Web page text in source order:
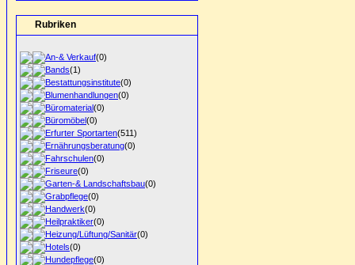
Rubriken
An-& Verkauf(0)
Bands(1)
Bestattungsinstitute(0)
Blumenhandlungen(0)
Büromaterial(0)
Büromöbel(0)
Erfurter Sportarten(511)
Ernährungsberatung(0)
Fahrschulen(0)
Friseure(0)
Garten-& Landschaftsbau(0)
Grabpflege(0)
Handwerk(0)
Heilpraktiker(0)
Heizung/Lüftung/Sanitär(0)
Hotels(0)
Hundepflege(0)